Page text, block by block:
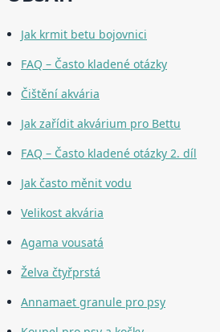
Jak krmit betu bojovnici
FAQ – Často kladené otázky
Čištění akvária
Jak zařídit akvárium pro Bettu
FAQ – Často kladené otázky 2. díl
Jak často měnit vodu
Velikost akvária
Agama vousatá
Želva čtyřprstá
Annamaet granule pro psy